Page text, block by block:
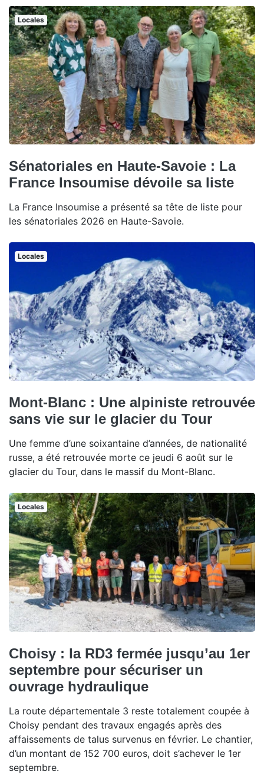
Locales
Sénatoriales en Haute-Savoie : La
France Insoumise dévoile sa liste
La France Insoumise a présenté sa tête de liste pour
les sénatoriales 2026 en Haute-Savoie.
Locales
Mont-Blanc : Une alpiniste retrouvée
sans vie sur le glacier du Tour
Une femme d’une soixantaine d’années, de nationalité
russe, a été retrouvée morte ce jeudi 6 août sur le
glacier du Tour, dans le massif du Mont-Blanc.
Locales
Choisy : la RD3 fermée jusqu’au 1er
septembre pour sécuriser un
ouvrage hydraulique
La route départementale 3 reste totalement coupée à
Choisy pendant des travaux engagés après des
affaissements de talus survenus en février. Le chantier,
d’un montant de 152 700 euros, doit s’achever le 1er
septembre.